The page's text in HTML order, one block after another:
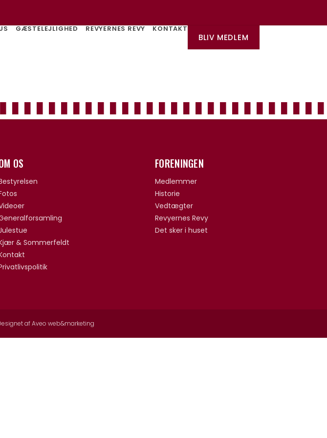
GÆSTELEJLIGHED REVYERNES REVY KONTAKT
BLIV MEDLEM
OS
& Sommerfeldt
FORENINGEN
Medlemmer
Historie
Vedtægter
Revyernes Revy
Det sker i huset
afAveo web&marketing